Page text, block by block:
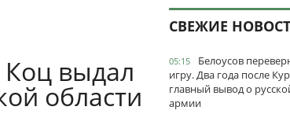
Коц выдал
области
СВЕЖИЕ
05:15
Белоусов
игру. Два года после
главный вывод о
армии